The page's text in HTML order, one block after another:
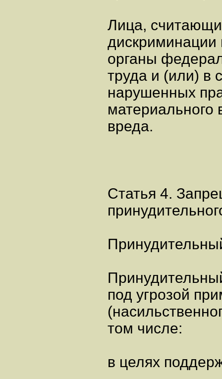
Лица,
дискриминации
органы
труда и (или) в
нарушенных
материального
вреда.
Статья 4.
под угрозой
том числе:
в целях